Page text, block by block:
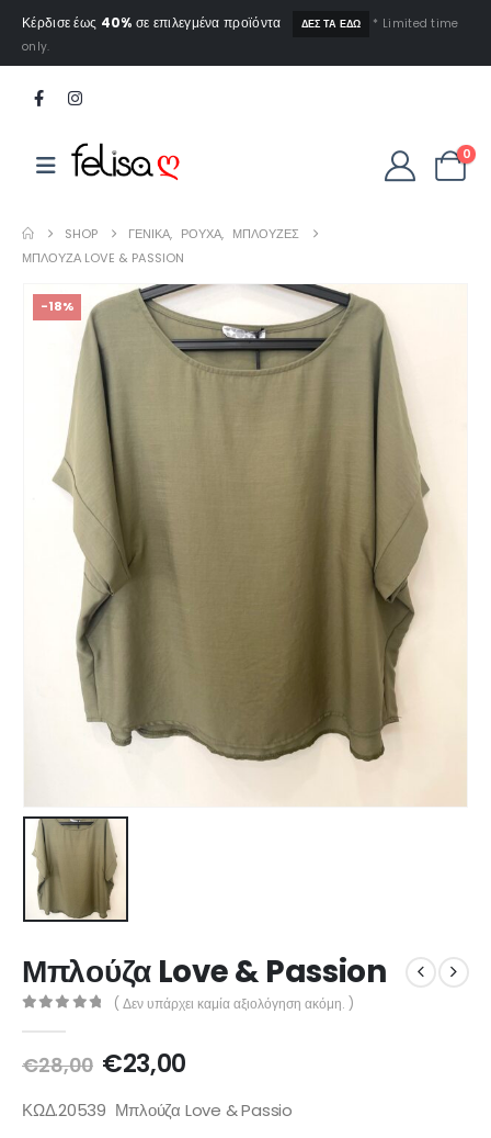
Κέρδισε έως 40% σε επιλεγμένα προϊόντα ΔΕΣ ΤΑ ΕΔΩ
* Limited time
only.
0
SHOP ΓΕΝΙΚΆ, ΡΟΎΧΑ, ΜΠΛΟΎΖΕΣ
ΜΠΛΟΎΖΑ LOVE & PASSION
-18%
Μπλούζα Love & Passion
( Δεν υπάρχει καμία αξιολόγηση ακόμη. )
€28,00 €23,00
ΚΩΔ.20539 Μπλούζα Love & Passio